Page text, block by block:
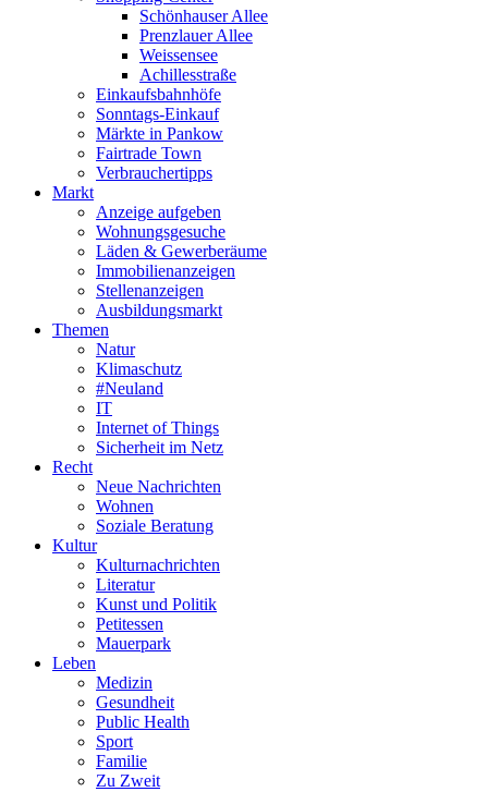
Schönhauser Allee
Prenzlauer Allee
Weissensee
Achillesstraße
Einkaufsbahnhöfe
Sonntags-Einkauf
Märkte in Pankow
Fairtrade Town
Verbrauchertipps
Markt
Anzeige aufgeben
Wohnungsgesuche
Läden & Gewerberäume
Immobilienanzeigen
Stellenanzeigen
Ausbildungsmarkt
Themen
Natur
Klimaschutz
#Neuland
IT
Internet of Things
Sicherheit im Netz
Recht
Neue Nachrichten
Wohnen
Soziale Beratung
Kultur
Kulturnachrichten
Literatur
Kunst und Politik
Petitessen
Mauerpark
Leben
Medizin
Gesundheit
Public Health
Sport
Familie
Zu Zweit